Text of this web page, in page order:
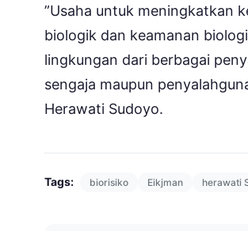
”Usaha untuk meningkatkan
biologik dan keamanan
lingkungan dari berbagai
sengaja maupun
Herawati Sudoyo.
Tags: biorisiko Eikjman herawati